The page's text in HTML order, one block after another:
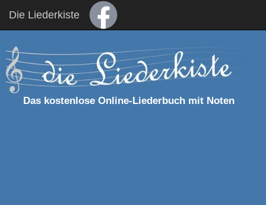
Die Liederkiste
Das kostenlose Online-Liederbuch mit Noten